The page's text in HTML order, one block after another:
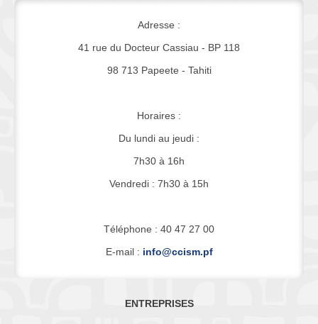
Adresse :
41 rue du Docteur Cassiau - BP 118
98 713 Papeete - Tahiti
Horaires :
Du lundi au jeudi :
7h30 à 16h
Vendredi : 7h30 à 15h
Téléphone : 40 47 27 00
E-mail : info@ccism.pf
ENTREPRISES